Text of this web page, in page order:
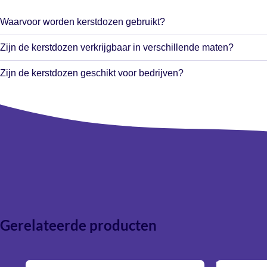
Waarvoor worden kerstdozen gebruikt?
Kerstdozen worden veel gebruikt voor kerstpakketten,
chocoladepakketten en andere feestelijke presentaties tijdens de
Zijn de kerstdozen verkrijgbaar in verschillende maten?
Ja, wij bieden verschillende maten kerstdozen aan voor zowel
kerstpakketten.
Zijn de kerstdozen geschikt voor bedrijven?
eindejaarsgeschenken en relatiecadeaus.
Gerelateerde producten